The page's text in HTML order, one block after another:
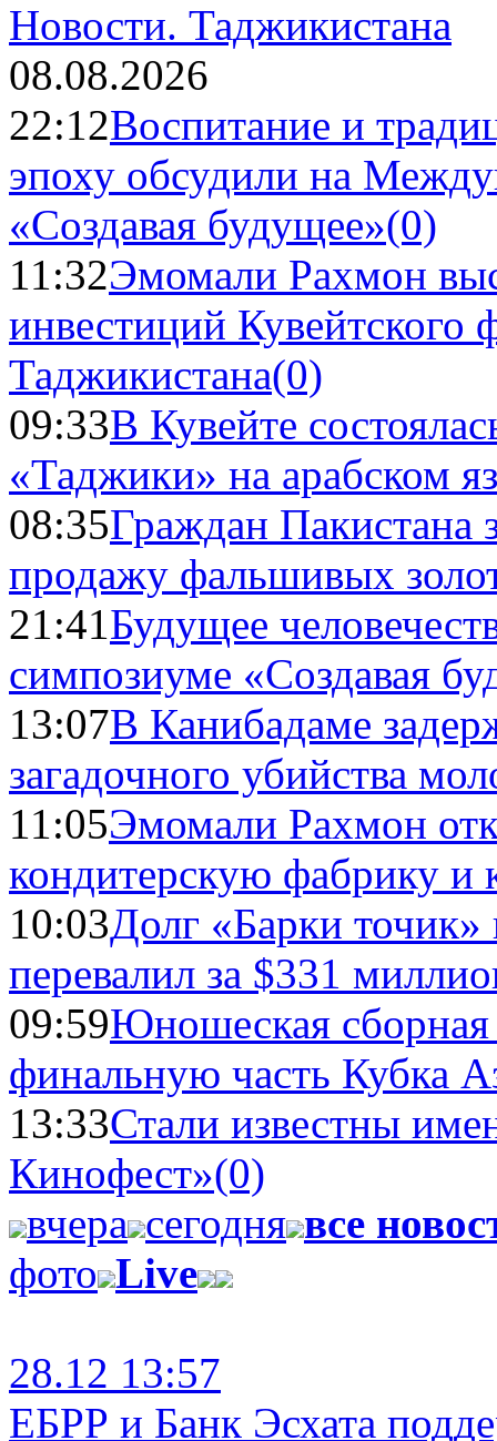
Новости. Таджикистана
08.08.2026
22:12Воспитание и
эпоху обсудили на
«Создавая будущее»(0)
11:32Эмомали Рахмон
инвестиций Кувейтского
Таджикистана(0)
09:33В Кувейте
«Таджики» на арабском
08:35Граждан Пакистана
продажу фальшивых
21:41Будущее
симпозиуме «Создавая
13:07В Канибадаме
загадочного убийства
11:05Эмомали Рахмон
кондитерскую фабрику и
10:03Долг «Барки
перевалил за $331
09:59Юношеская
финальную часть Кубка
13:33Стали известны
Кинофест»(0)
вчера сегодня все
фото Live
28.12 13:57
ЕБРР и Банк Эсхата